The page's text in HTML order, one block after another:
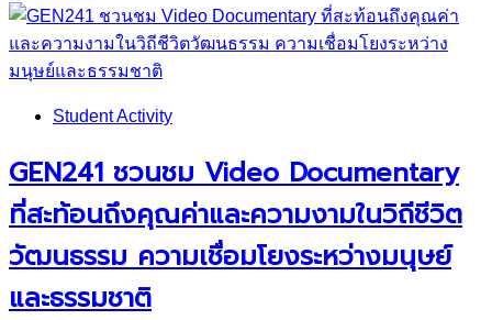
Student Activity
GEN241 ชวนชม Video Documentary
ที่สะท้อนถึงคุณค่าและความงามในวิถีชีวิต
วัฒนธรรม ความเชื่อมโยงระหว่างมนุษย์
และธรรมชาติ